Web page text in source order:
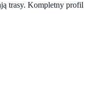
trasy. Kompletny profil